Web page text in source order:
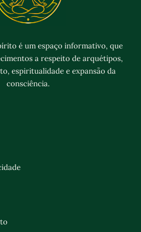
é um espaço informativo, que
a respeito de arquétipos,
espiritualidade e expansão da
consciência.